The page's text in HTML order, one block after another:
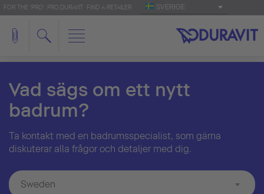
FOR THE 'PRO': PRO.DURAVIT FIND A RETAILER SVERIGE
Vad sägs om ett nytt
badrum?
Ta kontakt med en badrumsspecialist, som gärna
diskuterar alla frågor och detaljer med dig.
Sweden